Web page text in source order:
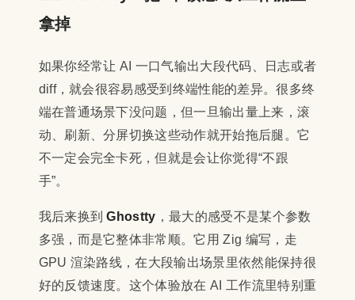
拿掉
如果你经常让 AI 一口气输出大段代码、日志或者
diff，就会很容易感受到终端性能的差异。很多终
端在普通场景下没问题，但一旦输出量上来，滚
动、刷新、分屏切换这些动作就开始拖后腿。它
不一定会完全卡死，但就是会让你觉得“不跟
手”。
我后来换到Ghostty ，最大的感受不是某个参数
多强，而是它整体非常顺。它用 Zig 编写，走
GPU 渲染路线，在大段输出场景里依然能保持很
好的反馈速度。这个体验放在 AI 工作流里特别重